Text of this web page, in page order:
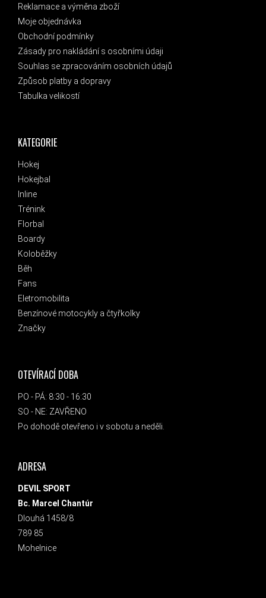
KATEGORIE
Hokej
Hokejbal
Inline
Trénink
Florbal
Boardy
Koloběžky
Běh
Fans
Eletromobilita
Benzínové motocykly a čtyřkolky
Značky
Reklamace a výměna zboží
Moje objednávka
Obchodní podmínky
Zásady pro nakládání s osobními údaji
Souhlas se zpracováním osobních údajů
Způsob platby a dopravy
Tabulka velikostí
OTEVÍRACÍ DOBA
PO - PÁ: 8:30 - 16:30
SO - NE: ZAVŘENO
Po dohodě otevřeno i v sobotu a neděli.
ADRESA
DEVIL SPORT
Bc. Marcel Chantúr
Dlouhá 1458/8
789 85
Mohelnice